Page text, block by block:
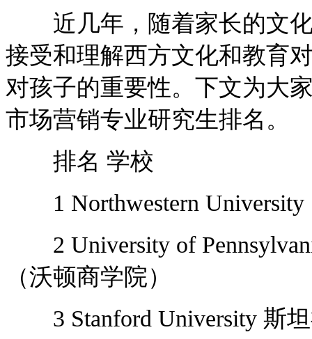
近几年，随着家长的文化
接受和理解西方文化和教育
对孩子的重要性。下文为大
市场营销专业研究生排名。
排名 学校
1 Northwestern University
2 University of
（沃顿商学院）
3 Stanford University 斯